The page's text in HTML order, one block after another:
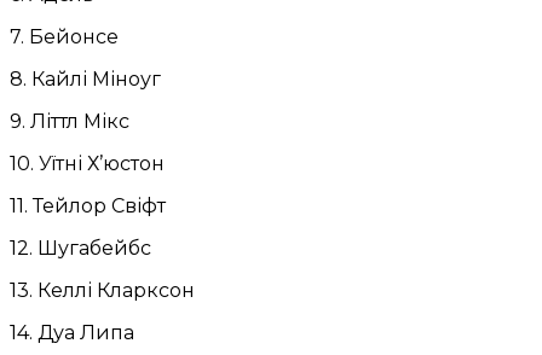
7. Бейонсе
8. Кайлі Міноуг
9. Літтл Мікс
10. Уїтні Х’юстон
11. Тейлор Свіфт
12. Шугабейбс
13. Келлі Кларксон
14. Дуа Липа